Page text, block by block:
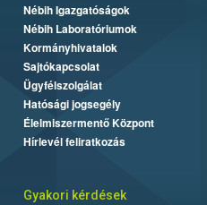
Nébih Igazgatóságok
Nébih Laboratóriumok
Kormányhivatalok
Sajtókapcsolat
Ügyfélszolgálat
Hatósági jogsegély
Élelmiszermentő Központ
Hírlevél feliratkozás
Gyakori kérdések